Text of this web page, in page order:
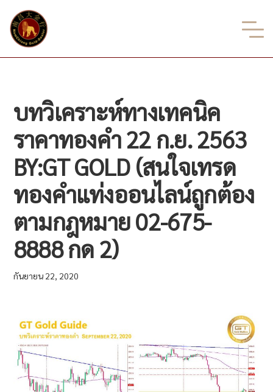
บทวิเคราะห์ทางเทคนิค
ราคาทองคำ 22 ก.ย. 2563
BY:GT GOLD (สนใจเทรด
ทองคำแท่งออนไลน์ถูกต้อง
ตามกฎหมาย 02-675-
8888 กด 2)
กันยายน 22, 2020